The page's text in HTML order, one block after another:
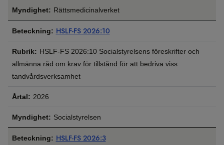
Rättsmedicinalverket
HSLF-FS 2026:10
HSLF-FS 2026:10 Socialstyrelsens föreskrifter och
allmänna råd om krav för tillstånd för att bedriva viss
tandvårdsverksamhet
2026
Socialstyrelsen
HSLF-FS 2026:3